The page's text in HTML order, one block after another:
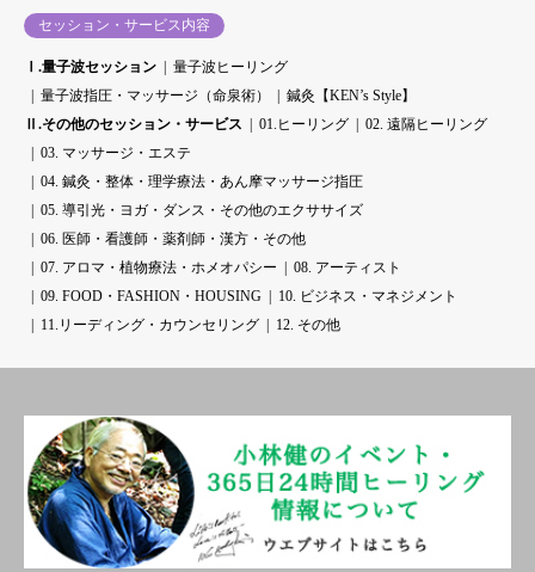
セッション・サービス内容
Ⅰ.量子波セッション
量子波ヒーリング
量子波指圧・マッサージ（命泉術）
鍼灸【KEN’s Style】
Ⅱ.その他のセッション・サービス
01.ヒーリング
02. 遠隔ヒーリング
03. マッサージ・エステ
04. 鍼灸・整体・理学療法・あん摩マッサージ指圧
05. 導引光・ヨガ・ダンス・その他のエクササイズ
06. 医師・看護師・薬剤師・漢方・その他
07. アロマ・植物療法・ホメオパシー
08. アーティスト
09. FOOD・FASHION・HOUSING
10. ビジネス・マネジメント
11.リーディング・カウンセリング
12. その他